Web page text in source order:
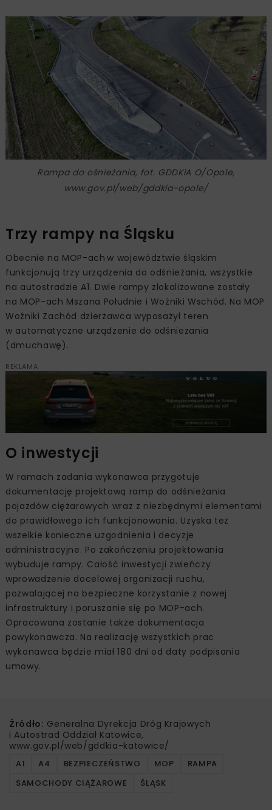
Rampa do ośnieżania, fot. GDDKiA O/Opole,
www.gov.pl/web/gddkia-opole/
Trzy rampy na Śląsku
Obecnie na MOP-ach w województwie śląskim
funkcjonują trzy urządzenia do odśnieżania, wszystkie
na autostradzie A1. Dwie rampy zlokalizowane zostały
na MOP-ach Mszana Południe i Woźniki Wschód. Na MOP
Woźniki Zachód dzierżawca wyposażył teren
w automatyczne urządzenie do odśnieżania
(dmuchawę).
REKLAMA
O inwestycji
W ramach zadania wykonawca przygotuje
dokumentację projektową ramp do odśnieżania
pojazdów ciężarowych wraz z niezbędnymi elementami
do prawidłowego ich funkcjonowania. Uzyska też
wszelkie konieczne uzgodnienia i decyzje
administracyjne. Po zakończeniu projektowania
wybuduje rampy. Całość inwestycji zwieńczy
wprowadzenie docelowej organizacji ruchu,
pozwalającej na bezpieczne korzystanie z nowej
infrastruktury i poruszanie się po MOP-ach.
Opracowana zostanie także dokumentacja
powykonawcza. Na realizację wszystkich prac
wykonawca będzie miał 180 dni od daty podpisania
umowy.
Źródło: Generalna Dyrekcja Dróg Krajowych
i Autostrad Oddział Katowice,
www.gov.pl/web/gddkia-katowice/
A1 A4 BEZPIECZEŃSTWO MOP
RAMPA
SAMOCHODY CIĄŻAROWE
ŚLĄSK